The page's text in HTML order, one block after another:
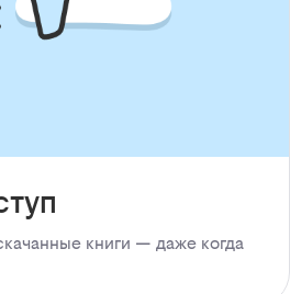
книги — даже когда